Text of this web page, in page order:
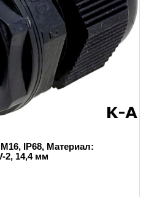
IP68, Материал:
2, 14,4 мм